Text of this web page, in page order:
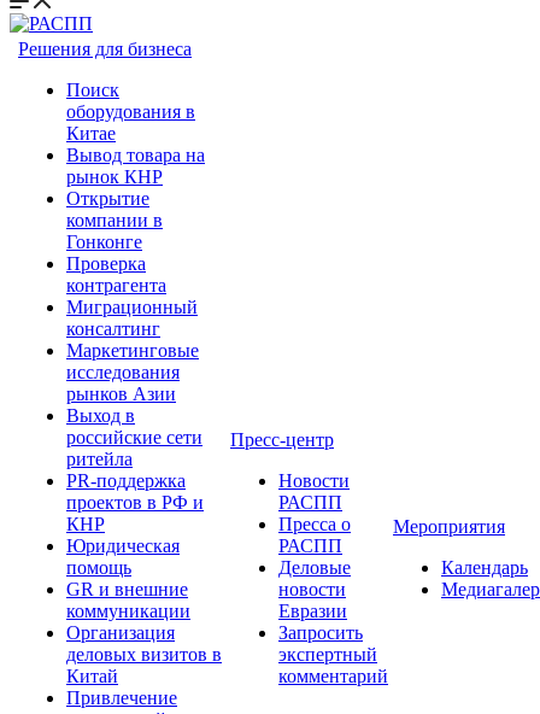
Решения для бизнеса
Поиск
оборудования в
Китае
Вывод товара на
рынок КНР
Открытие
компании в
Гонконге
Проверка
контрагента
Миграционный
консалтинг
Маркетинговые
исследования
рынков Азии
Выход в
российские сети
ритейла
PR-поддержка
проектов в РФ и
КНР
Юридическая
помощь
GR и внешние
коммуникации
Организация
деловых визитов в
Китай
Привлечение
Пресс-центр
Новости
РАСПП
Пресса о
РАСПП
Деловые
новости
Евразии
Запросить
экспертный
комментарий
Мероприятия
Календарь